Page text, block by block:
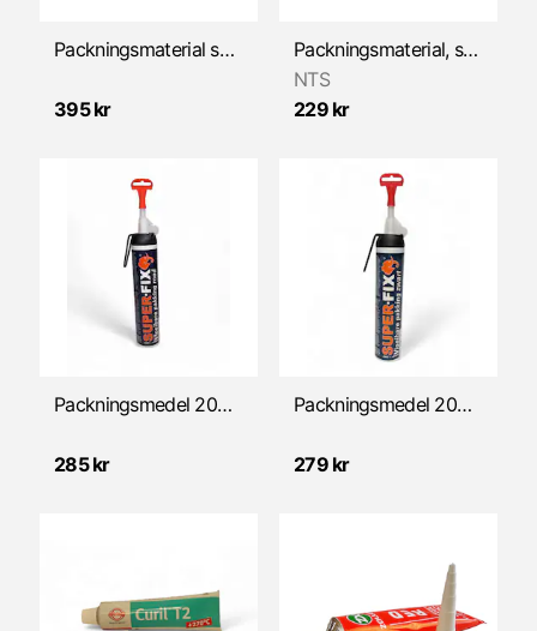
Packningsmaterial sats (7- delar)
395 kr
Packningsmaterial, sats (4- delar)
NTS
229 kr
Packningsmedel 200ml Röd SUPER FIX
285 kr
Packningsmedel 200ml Svart SUPER FIX
279 kr